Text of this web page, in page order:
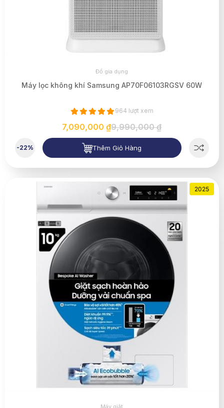
Đồ gia dụng
Máy lọc không khí Samsung AP70F06103RGSV 60W
964 lượt xem
7,090,000 ₫9,990,000 ₫
-22% Thêm Giỏ Hàng
2025